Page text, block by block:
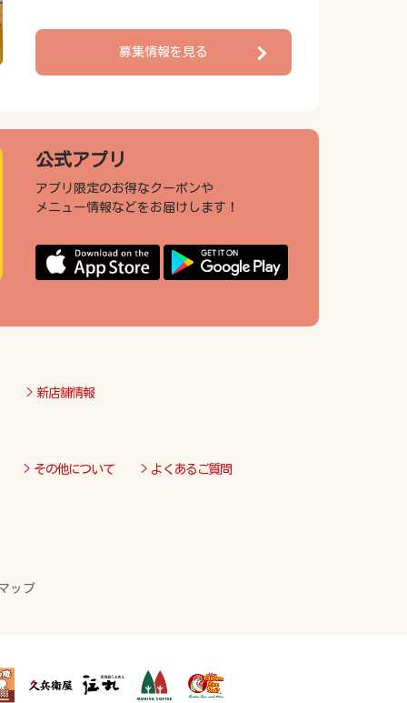
募集情報を見る
公式アプリ
アプリ限定のお得なクーポンや
メニュー情報などをお届けします！
> 新店舗情報
> その他について > よくあるご質問
ップ